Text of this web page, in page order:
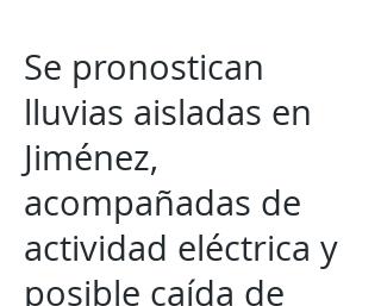
Se pronostican
lluvias aisladas en
Jiménez,
acompañadas de
actividad eléctrica y
posible caída de